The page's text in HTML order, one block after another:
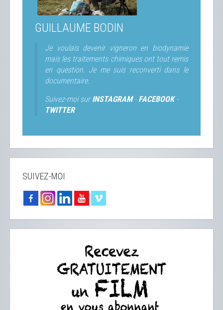
GUILLAUME BODIN
Je voulais devenir vigneron en biodynamie
mais les traitements chimiques ont tout remis
en question. Je me suis reconverti dans le
documentaire.
Suivez-moi surINSTAGRAM- FACEBOOK-
TWITTER
SUIVEZ-MOI